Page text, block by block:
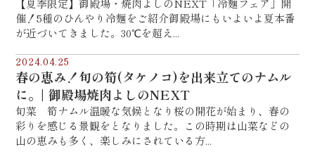
【夏季限定】御殿場・焼肉よしのNEXT「冷麺フェア」開
催！5種のひんやり冷麺をご紹介御殿場にもいよいよ夏本番
が近づいてきました。30℃を超え...
2024.04.25
春の恵み！旬の筍(タケノコ)を出来立てのナムル
に。| 御殿場焼肉よしのNEXT
旬菜 筍ナムル温暖な気候となり桜の開花が始まり、春の
彩りを感じる景観をとなりました。この時期は山菜などの
山の恵みも多く、楽しみにされている方...